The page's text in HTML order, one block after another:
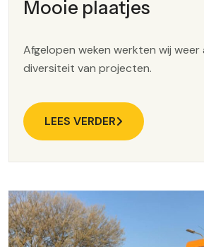
Mooie plaatjes
Afgelopen weken werkten wij
diversiteit van projecten.
LEES VERDER